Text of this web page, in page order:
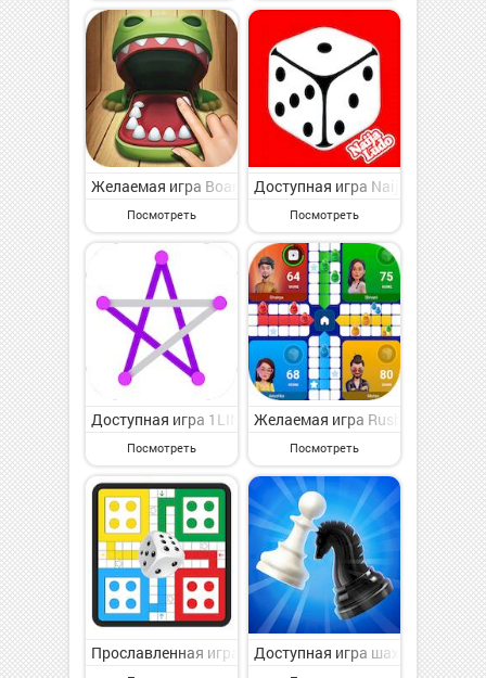
Желаемая игра Board World - All in one game на
Посмотреть
Доступная игра Naija Ludo на
Посмотреть
Доступная игра 1LINE на Андроид - интересная
Посмотреть
Желаемая игра Rush: Ludo,
Посмотреть
Прославленная игра Ludo Champs Game на Андроид
Доступная игра шахматы